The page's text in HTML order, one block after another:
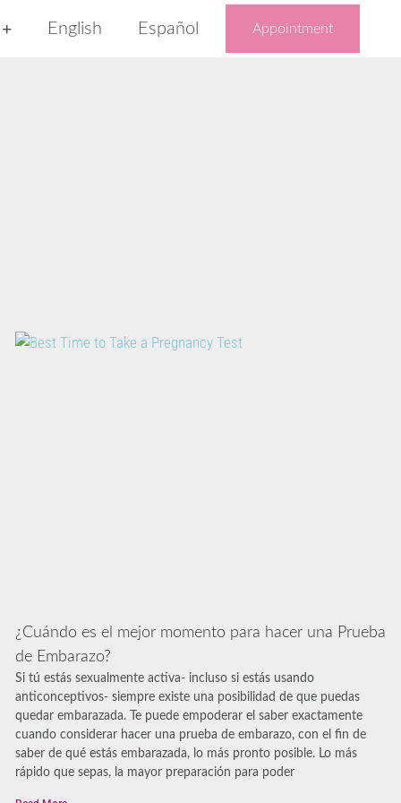
English Español Appointment
¿Cuándo es el mejor momento para hacer una Prueba
de Embarazo?
Si tú estás sexualmente activa- incluso si estás usando
anticonceptivos- siempre existe una posibilidad de que puedas
quedar embarazada. Te puede empoderar el saber exactamente
cuando considerar hacer una prueba de embarazo, con el fin de
saber de qué estás embarazada, lo más pronto posible. Lo más
rápido que sepas, la mayor preparación para poder